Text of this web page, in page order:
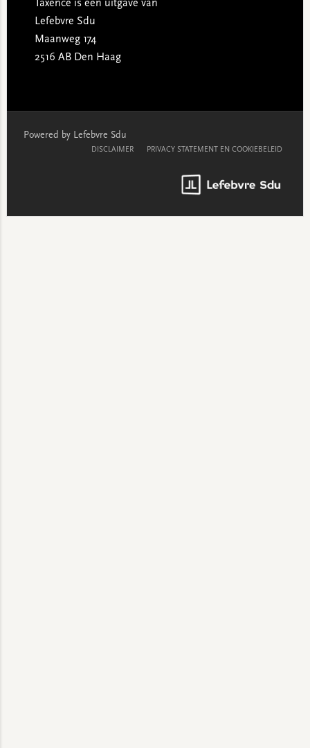
Taxence is een uitgave van
Lefebvre Sdu
Maanweg 174
2516 AB Den Haag
Powered by Lefebvre Sdu
DISCLAIMER PRIVACY STATEMENT EN COOKIEBELEID